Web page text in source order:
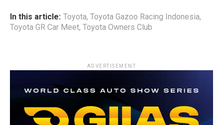
In this article: Toyota, Toyota Gazoo Racing Indonesia,
Toyota GR Car Meet, Toyota Owners Club
ADVERTISEMENT